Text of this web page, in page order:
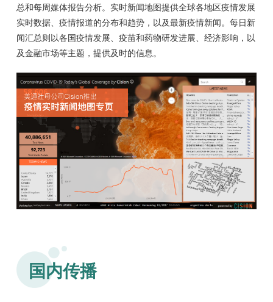
总和每周媒体报告分析。实时新闻地图提供全球各地区疫情发展
实时数据、疫情报道的分布和趋势，以及最新疫情新闻。每日新
闻汇总则以各国疫情发展、疫苗和药物研发进展、经济影响，以
及金融市场等主题，提供及时的信息。
国内传播